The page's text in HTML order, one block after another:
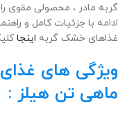
گربه مادر ، محصولی مقوی
ادامه با جزئیات کامل و
غذاهای خشک گربه اینجا
ویژگی های
ماهی تن هیلز :